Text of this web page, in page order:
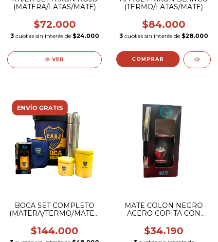
(MATERA/LATAS/MATE)
$72.000
3 cuotas sin interés de $24.000
VER
(TERMO/LATAS/MATE)
$84.000
3 cuotas sin interés de $28.000
ENVÍO GRATIS
BOCA SET COMPLETO
(MATERA/TERMO/MATE/LATAS/FUNDA
$144.000
MATE COLON NEGRO
ACERO COPITA CON
COLOR)
$34.190